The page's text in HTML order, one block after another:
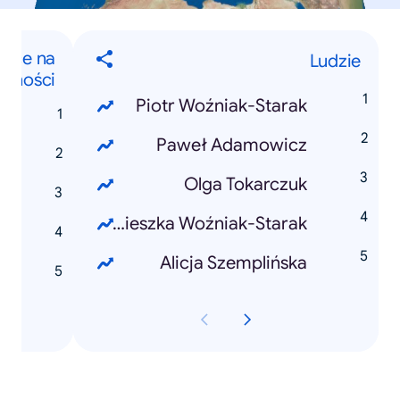
Ludzie
Piotr Woźniak-Starak
Paweł Adamowicz
Olga Tokarczuk
Agnieszka Woźniak-Starak
Alicja Szemplińska
na